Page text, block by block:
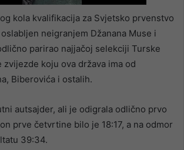
kola kvalifikacija za Svjetsko prvenstvo
neigranjem Džanana Muse i
parirao najjačoj selekciji Turske
zvijezde koju ova država ima od
Biberovića i ostalih.
autsajder, ali je odigrala odlično prvo
prve četvrtine bilo je 18:17, a na odmor
39:34.